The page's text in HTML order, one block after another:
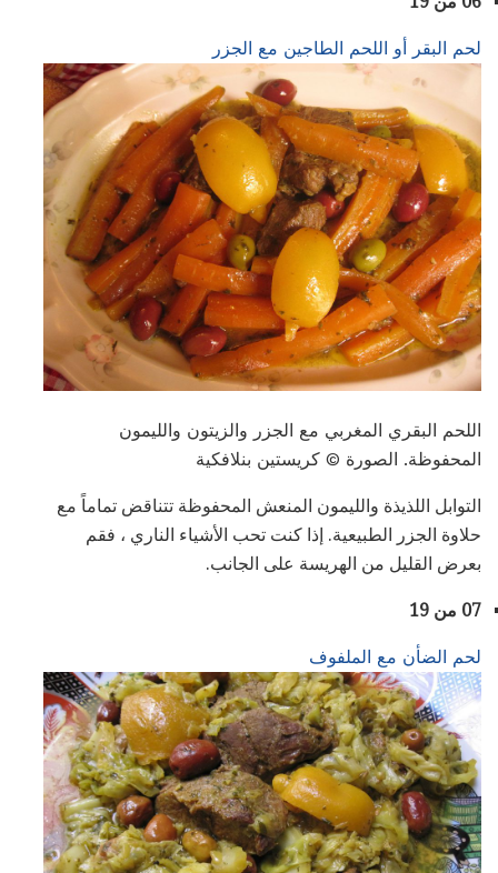
لحم البقر أو اللحم الطاجين مع الجزر
اللحم البقري المغربي مع الجزر والزيتون والليمون
المحفوظة. الصورة © كريستين بنلافكية
التوابل اللذيذة والليمون المنعش المحفوظة تتناقض تماماً مع
حلاوة الجزر الطبيعية. إذا كنت تحب الأشياء الناري ، فقم
بعرض القليل من الهريسة على الجانب.
07 من 19
لحم الضأن مع الملفوف